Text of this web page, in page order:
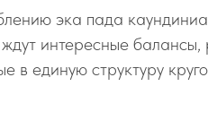
эка пада
интересные балансы,
в единую структуру